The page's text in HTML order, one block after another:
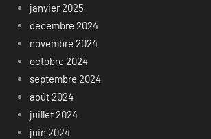
janvier 2025
décembre 2024
novembre 2024
octobre 2024
septembre 2024
août 2024
juillet 2024
juin 2024